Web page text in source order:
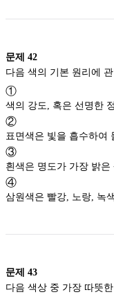
문제 42
①
색의 강도, 혹은 선명한
②
표면색은 빛을 흡수하여
③
흰색은 명도가 가장 밝은
④
삼원색은 빨강, 노랑, 녹
문제 43